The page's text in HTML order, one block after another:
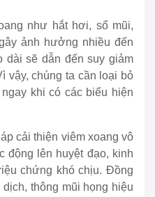
như hắt hơi, sổ mũi,
ảnh hưởng nhiều đến
dài sẽ dẫn đến suy giảm
vậy, chúng ta cần loại bỏ
khi có các biểu hiện
cải thiện viêm xoang vô
động lên huyệt đạo, kinh
chứng khó chịu. Đồng
thông mũi họng hiệu